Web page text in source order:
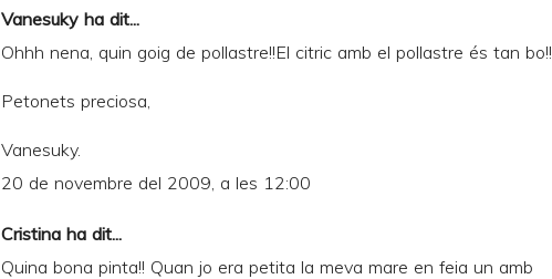
Vanesuky ha dit...
Ohhh nena, quin goig de pollastre!!El citric amb el pollastre és tan bo!!
Petonets preciosa,
Vanesuky.
20 de novembre del 2009, a les 12:00
Cristina ha dit...
Quina bona pinta!! Quan jo era petita la meva mare en feia un amb